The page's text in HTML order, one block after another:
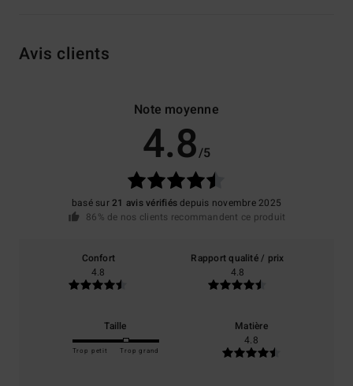
Avis clients
Note moyenne
4.8/5
basé sur21 avis vérifiésdepuis novembre 2025
86% de nos clients recommandent ce produit
Confort
4.8
Rapport qualité / prix
4.8
Taille
Trop petit Trop grand
Matière
4.8